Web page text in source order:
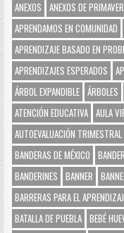
ANEXOS
ANEXOS DE
APRENDAMOS EN COMUNIDAD
APRENDIZAJE BASADO EN
APRENDIZAJES ESPERADOS
ÁRBOL EXPANDIBLE ÁRBOLES
ATENCIÓN EDUCATIVA AULA
AUTOEVALUACIÓN TRIMESTRAL
BANDERAS DE MÉXICO
BANDERINES
BANNER
BARRERAS PARA EL
BATALLA DE PUEBLA BEBÉ